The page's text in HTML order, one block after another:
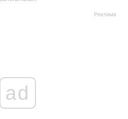
Реклама
ad